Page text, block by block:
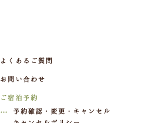
よくあるご質問
お問い合わせ
ご宿泊予約
予約確認・変更・キャンセル